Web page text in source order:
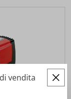
vendita